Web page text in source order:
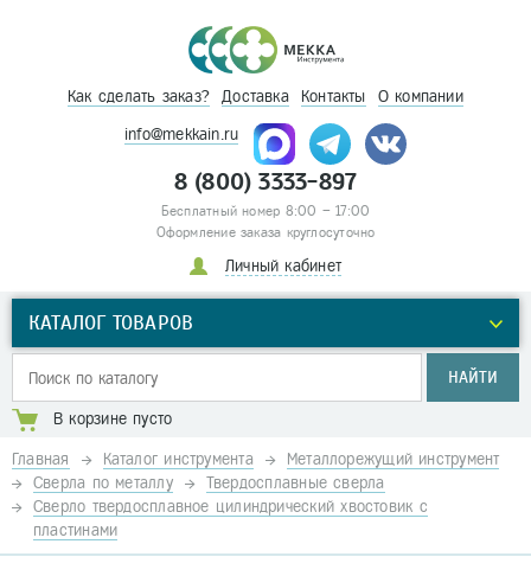
Как сделать заказ? Доставка Контакты О компании
info@mekkain.ru
8 (800) 3333-897
Бесплатный номер 8:00 – 17:00
Оформление заказа круглосуточно
Личный кабинет
КАТАЛОГ ТОВАРОВ
НАЙТИ
В корзине пусто
Главная Каталог инструмента
Металлорежущий инструмент
Сверла по металлу
Твердосплавные сверла
Сверло твердосплавное цилиндрический хвостовик с
пластинами